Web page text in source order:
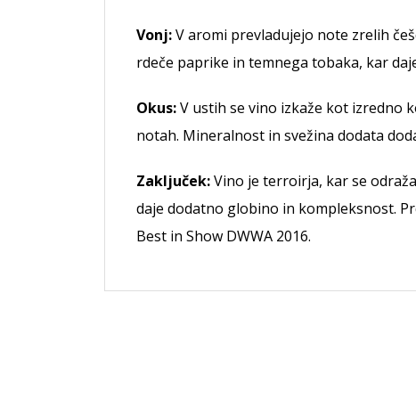
Vonj:V aromi prevladujejo note zrelih
rdeče paprike in temnega tobaka, kar
Okus:V ustih se vino izkaže kot izredno
notah. Mineralnost in svežina dodata
Zaključek:Vino je terroirja, kar se
daje dodatno globino in kompleksnost.
Best in Show DWWA 2016.